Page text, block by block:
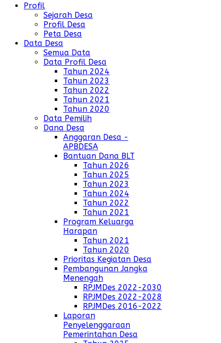
Profil
Sejarah Desa
Profil Desa
Peta Desa
Data Desa
Semua Data
Data Profil Desa
Tahun 2024
Tahun 2023
Tahun 2022
Tahun 2021
Tahun 2020
Data Pemilih
Dana Desa
Anggaran Desa -
APBDESA
Bantuan Dana BLT
Tahun 2026
Tahun 2025
Tahun 2023
Tahun 2024
Tahun 2022
Tahun 2021
Program Keluarga
Harapan
Tahun 2021
Tahun 2020
Prioritas Kegiatan Desa
Pembangunan Jangka
Menengah
RPJMDes 2022-2030
RPJMDes 2022-2028
RPJMDes 2016-2022
Laporan
Penyelenggaraan
Pemerintahan Desa